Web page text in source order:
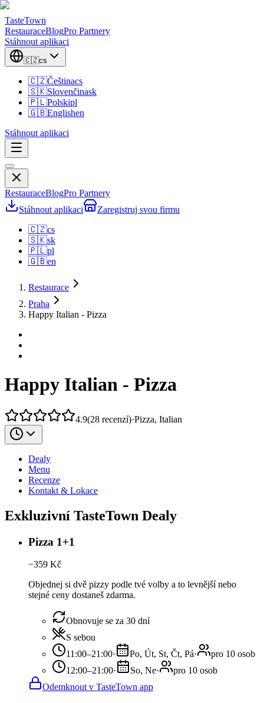
TasteTown
RestauraceBlogPro Partnery
Stáhnout aplikaci
🇨🇿cs
🇨🇿Češtinacs
🇸🇰Slovenčinask
🇵🇱Polskipl
🇬🇧Englishen
Stáhnout aplikaci
RestauraceBlogPro Partnery
Stáhnout aplikaci
Zaregistruj svou firmu
🇨🇿cs
🇸🇰sk
🇵🇱pl
🇬🇧en
Restaurace
Praha
Happy Italian - Pizza
Happy Italian - Pizza
4.9(28 recenzí)·Pizza, Italian
Dealy
Menu
Recenze
Kontakt & Lokace
Exkluzivní TasteTown Dealy
Pizza 1+1
−359 Kč
Objednej si dvě pizzy podle tvé volby a to levnější nebo
stejné ceny dostaneš zdarma.
Obnovuje se za 30 dní
S sebou
11:00–21:00· Po, Út, St, Čt, Pá·
pro 10 osob
12:00–21:00· So, Ne·
pro 10 osob
Odemknout v TasteTown app